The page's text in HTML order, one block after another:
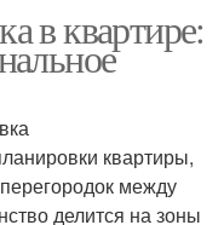
в квартире:
квартиры,
между
делится на зоны